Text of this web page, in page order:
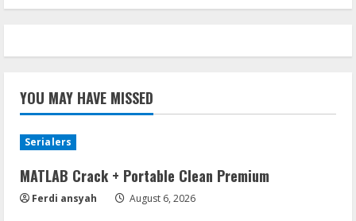
YOU MAY HAVE MISSED
Serialers
MATLAB Crack + Portable Clean Premium
Ferdi ansyah August 6, 2026